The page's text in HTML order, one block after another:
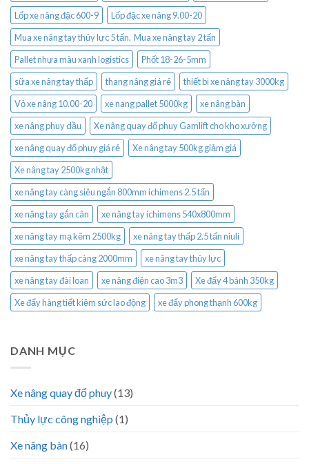
Lốp xe nâng đặc 600-9
Lốp đặc xe nâng 9.00-20
Mua xe nâng tay thủy lực 5 tấn. Mua xe nâng tay 2 tấn
Pallet nhựa màu xanh logistics
Phốt 18-26-5mm
sữa xe nâng tay thấp
thang nâng giá rẻ
thiết bị xe nâng tay 3000kg
Vỏ xe nâng 10.00-20
xe nang pallet 5000kg
xe nâng bàn
xe nâng phuy dầu
Xe nâng quay đổ phuy Gamlift cho kho xưởng
xe nâng quay đổ phuy giá rẻ
Xe nâng tay 500kg giảm giá
Xe nâng tay 2500kg nhật
xe nâng tay càng siêu ngắn 800mm ichimens 2.5 tấn
xe nâng tay gắn cân
xe nâng tay ichimens 540x800mm
xe nâng tay mạ kẽm 2500kg
xe nâng tay thấp 2.5 tấn niuli
xe nâng tay thấp càng 2000mm
xe nâng tay thủy lực
xe nâng tay đài loan
xe nâng điện cao 3m3
Xe đẩy 4 bánh 350kg
Xe đẩy hàng tiết kiệm sức lao động
xe đẩy phong thạnh 600kg
DANH MỤC
Xe nâng quay đổ phuy(13)
Thủy lực công nghiệp (1)
Xe nâng bàn(16)